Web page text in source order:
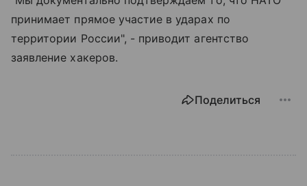
принимает прямое участие в ударах по
территории России", - приводит агентство
заявление хакеров.
Поделиться